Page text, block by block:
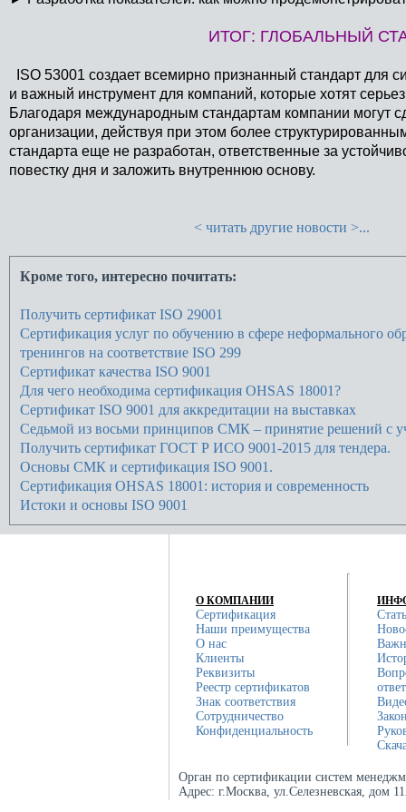
ИТОГ: ГЛОБАЛЬНЫЙ
ISO 53001 создает всемирно признанный стандарт для
и важный инструмент для компаний, которые хотят
Благодаря международным стандартам компании могут
организации, действуя при этом более
стандарта еще не разработан, ответственные за
повестку дня и заложить внутреннюю основу.
< читать другие новости >...
Кроме того, интересно почитать:
Получить сертификат ISO 29001
Сертификация услуг по обучению в сфере неформального
тренингов на соответствие ISO 299
Сертификат качества ISO 9001
Для чего необходима сертификация OHSAS 18001?
Сертификат ISO 9001 для аккредитации на выставках
Седьмой из восьми принципов СМК – принятие решений с
Получить сертификат ГОСТ Р ИСО 9001-2015 для тендера.
Основы СМК и сертификация ISO 9001.
Сертификация OHSAS 18001: история и современность
Истоки и основы ISO 9001
О КОМПАНИИ
Сертификация
Наши преимущества
О нас
Клиенты
Реквизиты
Реестр сертификатов
Знак соответствия
Сотрудничество
Конфиденциальность
Орган по сертификации систем
Адрес: г.Москва, ул.Селезневская, дом